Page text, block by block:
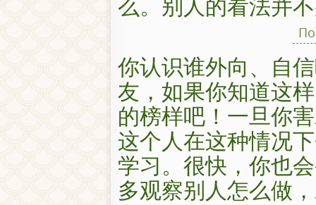
你认识谁外向、自
友，如果你知道这
的榜样吧！一旦你
这个人在这种情况
学习。很快，你也
多观察别人怎么做